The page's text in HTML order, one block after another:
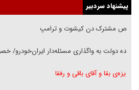
پیشنهاد سردبیر
رقص مشترک دن کیشوت و ترامپ
دنده دولت به واگذاری مسئله‌دار ایران‌خودرو/
غریزه‌ی بقا و آقای باقی و رفقا